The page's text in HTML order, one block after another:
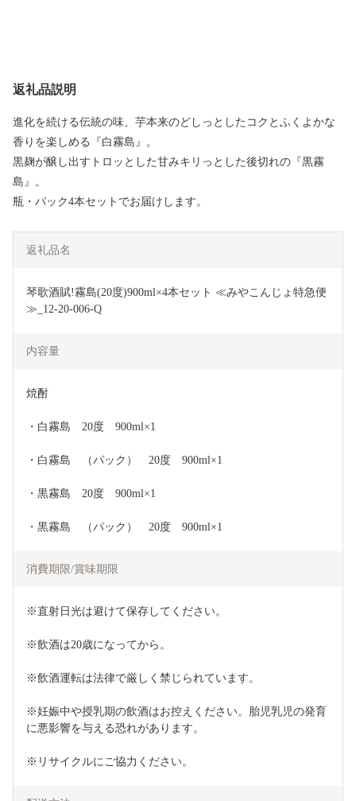
返礼品説明
進化を続ける伝統の味、芋本来のどしっとしたコクとふくよかな
香りを楽しめる『白霧島』。
黒麹が醸し出すトロッとした甘みキリっとした後切れの『黒霧
島』。
瓶・パック4本セットでお届けします。
返礼品名
琴歌酒賦!霧島(20度)900ml×4本セット ≪みやこんじょ特急便
≫_12-20-006-Q
内容量
焼酎
・白霧島　20度　900ml×1
・白霧島　（パック）　20度　900ml×1
・黒霧島　20度　900ml×1
・黒霧島　（パック）　20度　900ml×1
消費期限/賞味期限
※直射日光は避けて保存してください。
※飲酒は20歳になってから。
※飲酒運転は法律で厳しく禁じられています。
※妊娠中や授乳期の飲酒はお控えください。胎児乳児の発育
に悪影響を与える恐れがあります。
※リサイクルにご協力ください。